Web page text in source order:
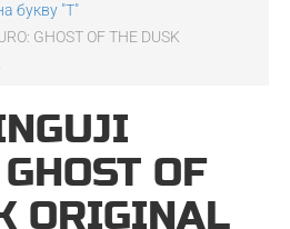
букву "T"
GHOST OF THE DUSK
OF
ORIGINAL